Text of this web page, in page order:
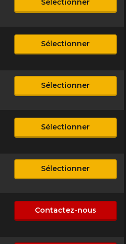
Sélectionner
Sélectionner
Sélectionner
Sélectionner
Sélectionner
Contactez-nous